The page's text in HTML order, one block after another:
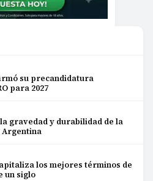
su precandidatura
para 2027
gravedad y durabilidad de la
Argentina
los mejores términos de
un siglo